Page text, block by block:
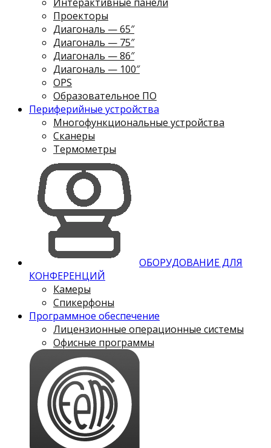
Проекторы
Диагональ — 65″
Диагональ — 75″
Диагональ — 86″
Диагональ — 100″
OPS
Образовательное ПО
Периферийные устройства
Многофункциональные устройства
Сканеры
Термометры
ОБОРУДОВАНИЕ ДЛЯ
КОНФЕРЕНЦИЙ
Камеры
Спикерфоны
Программное обеспечение
Лицензионные операционные системы
Офисные программы